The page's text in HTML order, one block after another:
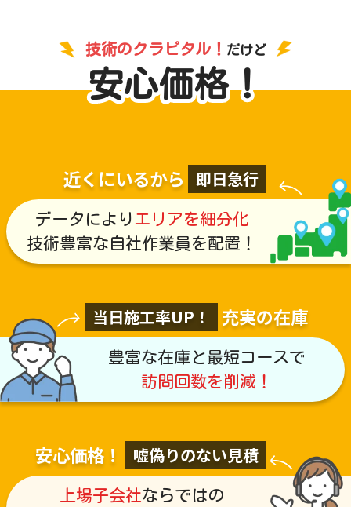
技術のクラピタル！ だけど
安心価格！
近くにいるから 即日急行
データにより エリアを細分化
技術豊富な自社作業員を配置！
当日施工率UP！ 充実の在庫
豊富な在庫と最短コースで
訪問回数を削減！
安心価格！ 嘘偽りのない見積
上場子会社ならではの